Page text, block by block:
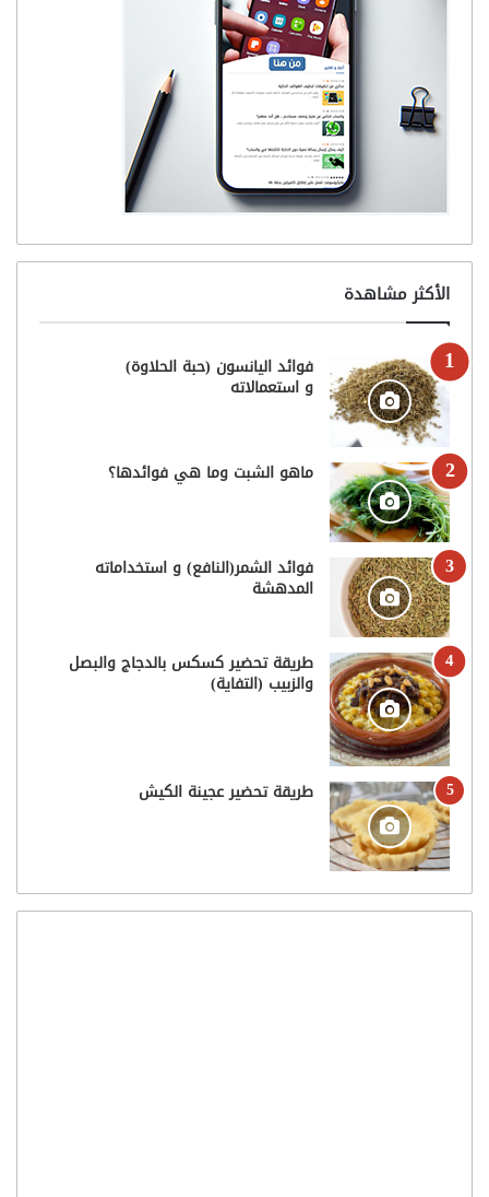
الأكثر مشاهدة
فوائد اليانسون (حبة الحلاوة)
و استعمالاته
ماهو الشبت وما هي فوائدها؟
فوائد الشمر(النافع) و استخداماته
المدهشة
طريقة تحضير كسكس بالدجاج والبصل
والزبيب (التفاية)
طريقة تحضير عجينة الكيش